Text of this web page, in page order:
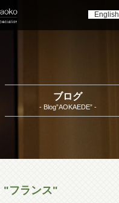
English
ブログ
- Blog”AOKAEDE” -
"フランス"